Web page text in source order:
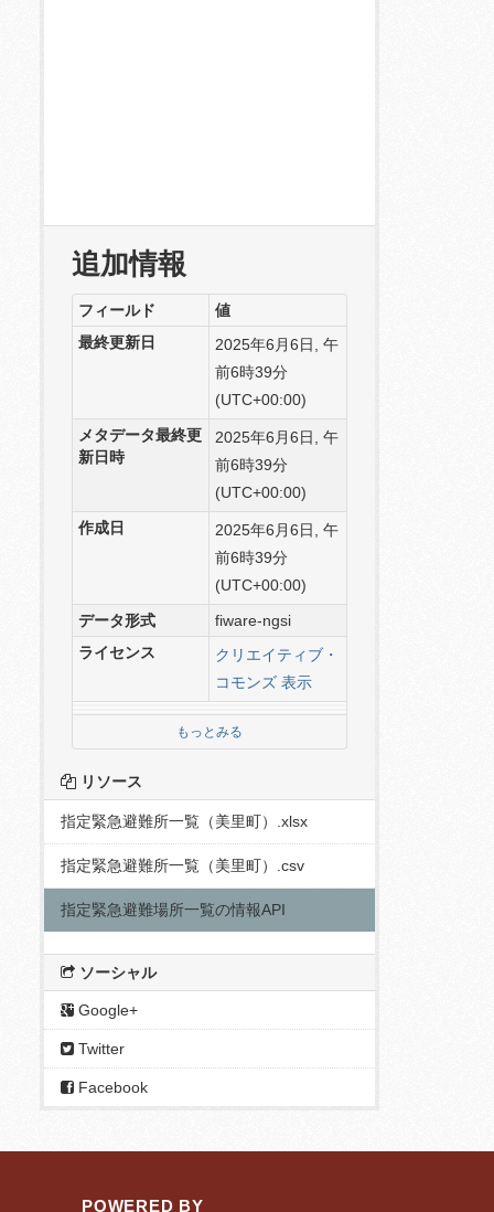
追加情報
フィールド
値
最終更新日
2025年6月6日, 午
前6時39分
(UTC+00:00)
メタデータ最終更
新日時
2025年6月6日, 午
前6時39分
(UTC+00:00)
作成日
2025年6月6日, 午
前6時39分
(UTC+00:00)
データ形式
fiware-ngsi
ライセンス
クリエイティブ・
コモンズ 表示
もっとみる
リソース
指定緊急避難所一覧（美里町）.xlsx
指定緊急避難所一覧（美里町）.csv
指定緊急避難場所一覧の情報API
ソーシャル
Google+
Twitter
Facebook
POWERED BY